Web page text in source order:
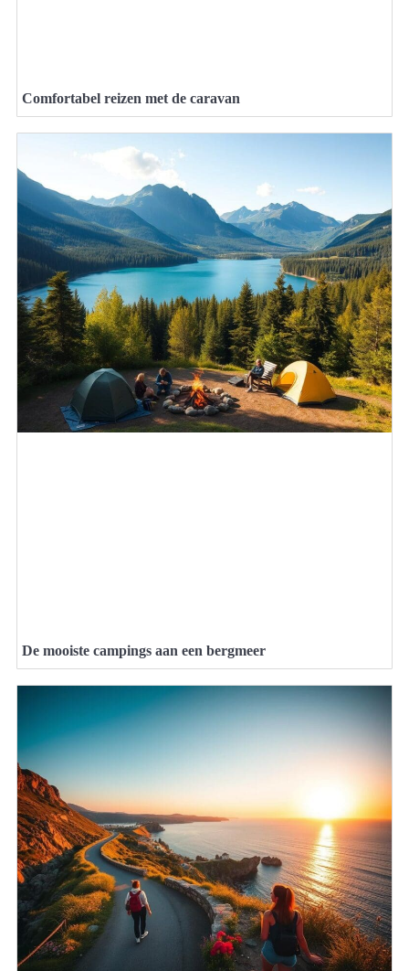
Comfortabel reizen met de caravan
De mooiste campings aan een bergmeer